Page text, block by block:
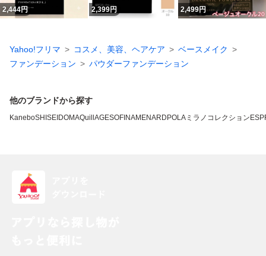
2,444円 2,399円 2,499円
Yahoo!フリマ コスメ、美容、ヘアケア
ベースメイク
ファンデーション
パウダーファンデーション
他のブランドから探す
KaneboSHISEIDOMAQuillAGESOFINAMENARD POLA ミラノコレクション